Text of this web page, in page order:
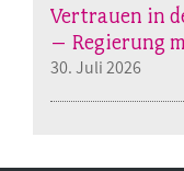
Vertrauen in
– Regierung
30. Juli 2026